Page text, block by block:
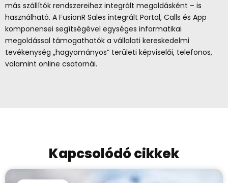
más szállítók rendszereihez integrált megoldásként – is
használható. A FusionR Sales integrált Portal, Calls és App
komponensei segítségével egységes informatikai
megoldással támogathatók a vállalati kereskedelmi
tevékenység „hagyományos” területi képviselői, telefonos,
valamint online csatornái.
Kapcsolódó cikkek